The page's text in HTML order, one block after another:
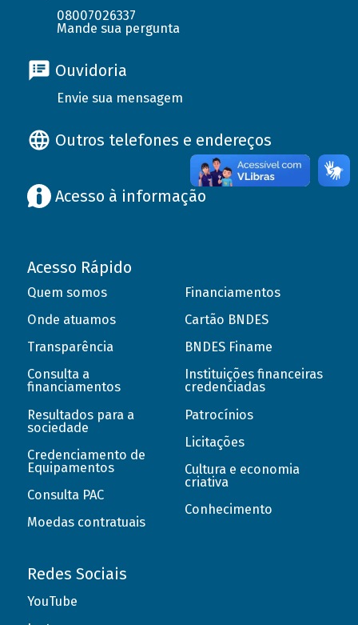
08007026337
Mande sua pergunta
Ouvidoria
Envie sua mensagem
Outros telefones e endereços
Acesso à informação
Acesso Rápido
Quem somos
Onde atuamos
Transparência
Consulta a
financiamentos
Resultados para a
sociedade
Credenciamento de
Equipamentos
Consulta PAC
Moedas contratuais
Financiamentos
Cartão BNDES
BNDES Finame
Instituições financeiras
credenciadas
Patrocínios
Licitações
Cultura e economia
criativa
Conhecimento
Redes Sociais
YouTube